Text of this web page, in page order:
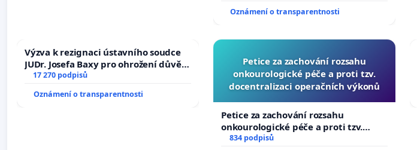
na přijetí usnesení k podání ústavní
Oznámení o transparentnosti
Výzva k rezignaci ústavního soudce
JUDr. Josefa Baxy pro ohrožení důvěry
ve spravedlivý proces
17 270 podpisů
Oznámení o transparentnosti
Petice za zachování rozsahu
onkourologické péče a proti tzv.
docentralizaci operačních výkonů
Petice za zachování rozsahu
onkourologické péče a proti tzv.
docentralizaci operačních výkonů
834 podpisů